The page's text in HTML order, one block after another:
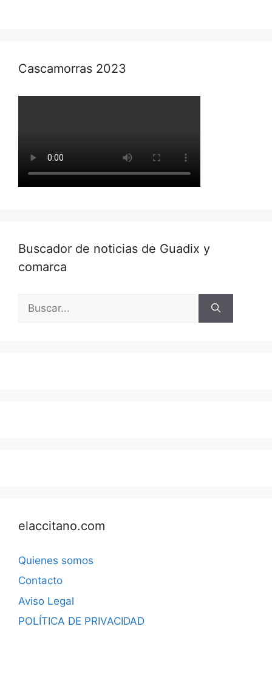
Cascamorras 2023
Buscador de noticias de Guadix y
comarca
elaccitano.com
Quienes somos
Contacto
Aviso Legal
POLÍTICA DE PRIVACIDAD